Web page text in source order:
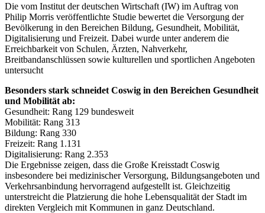
Die vom Institut der deutschen Wirtschaft (IW) im Auftrag von
Philip Morris veröffentlichte Studie bewertet die Versorgung der
Bevölkerung in den Bereichen Bildung, Gesundheit, Mobilität,
Digitalisierung und Freizeit. Dabei wurde unter anderem die
Erreichbarkeit von Schulen, Ärzten, Nahverkehr,
Breitbandanschlüssen sowie kulturellen und sportlichen Angeboten
untersucht
Besonders stark schneidet Coswig in den Bereichen Gesundheit
und Mobilität ab:
Gesundheit: Rang 129 bundesweit
Mobilität: Rang 313
Bildung: Rang 330
Freizeit: Rang 1.131
Digitalisierung: Rang 2.353
Die Ergebnisse zeigen, dass die Große Kreisstadt Coswig
insbesondere bei medizinischer Versorgung, Bildungsangeboten und
Verkehrsanbindung hervorragend aufgestellt ist. Gleichzeitig
unterstreicht die Platzierung die hohe Lebensqualität der Stadt im
direkten Vergleich mit Kommunen in ganz Deutschland.